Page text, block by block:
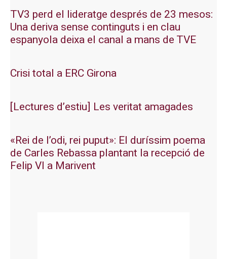
TV3 perd el lideratge després de 23 mesos:
Una deriva sense continguts i en clau
espanyola deixa el canal a mans de TVE
Crisi total a ERC Girona
[Lectures d’estiu] Les veritat amagades
«Rei de l’odi, rei puput»: El duríssim poema
de Carles Rebassa plantant la recepció de
Felip VI a Marivent